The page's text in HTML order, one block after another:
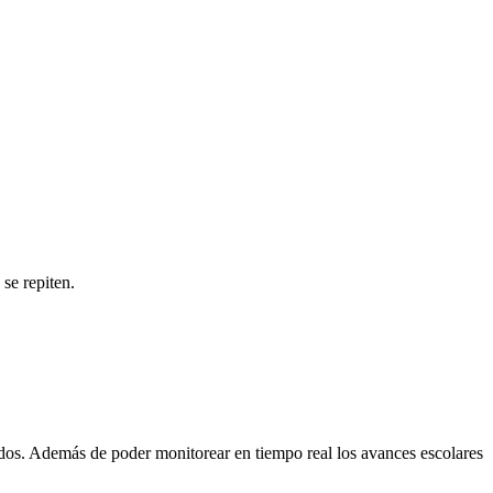
repiten.
Además de poder monitorear en tiempo real los avances escolares